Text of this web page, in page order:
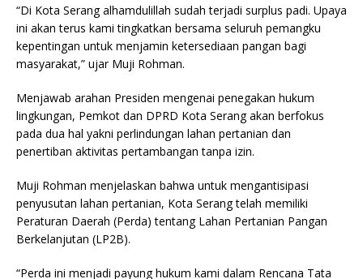
“Di Kota Serang alhamdulillah sudah terjadi surplus padi. Upaya
ini akan terus kami tingkatkan bersama seluruh pemangku
kepentingan untuk menjamin ketersediaan pangan bagi
masyarakat,” ujar Muji Rohman.
Menjawab arahan Presiden mengenai penegakan hukum
lingkungan, Pemkot dan DPRD Kota Serang akan berfokus
pada dua hal yakni perlindungan lahan pertanian dan
penertiban aktivitas pertambangan tanpa izin.
Muji Rohman menjelaskan bahwa untuk mengantisipasi
penyusutan lahan pertanian, Kota Serang telah memiliki
Peraturan Daerah (Perda) tentang Lahan Pertanian Pangan
Berkelanjutan (LP2B).
“Perda ini menjadi payung hukum kami dalam Rencana Tata